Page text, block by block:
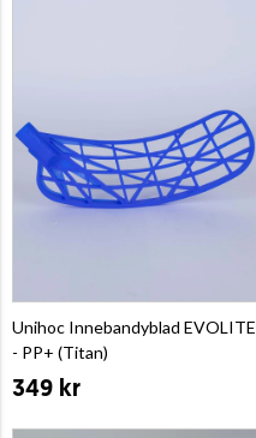
Unihoc Innebandyblad EVOLITE
- PP+ (Titan)
349 kr